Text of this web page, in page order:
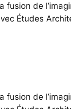
fusion de
Études
fusion de